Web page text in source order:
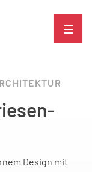
Design mit